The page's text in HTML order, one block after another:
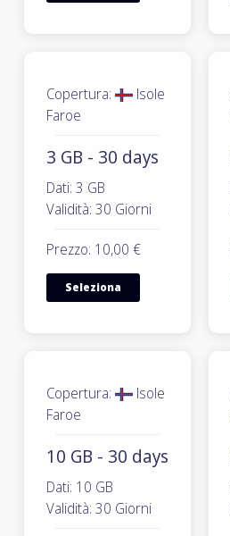
Copertura:
Isole
Faroe
3 GB - 30 days
Dati: 3 GB
Validità: 30 Giorni
Prezzo: 10,00 €
Seleziona
Copertura:
Isole
Faroe
10 GB - 30 days
Dati: 10 GB
Validità: 30 Giorni